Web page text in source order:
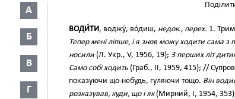
А
Б
В
Г
ВОДИ́ТИ, воджу́, во́диш, недок., перех. 1.
Тепер мені ліпше, і я знов можу ходити сама
носили (Л. Укр., V, 1956, 19); З перших літ
Само собі ходить (Граб., II, 1959, 415); //
показуючи що-небудь, гуляючи тощо. Він
розказував, куди, що і як(Мирний, І, 1954,